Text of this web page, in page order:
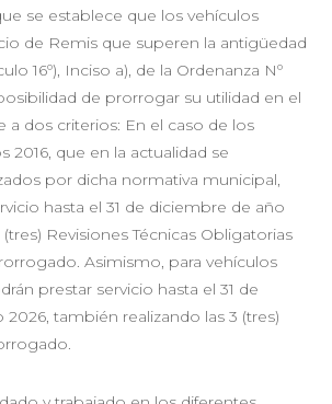
se establece que los vehículos
de Remis que superen la antigüedad
16º), Inciso a), de la Ordenanza Nº
de prorrogar su utilidad en el
a dos criterios: En el caso de los
2016, que en la actualidad se
por dicha normativa municipal,
hasta el 31 de diciembre de año
Revisiones Técnicas Obligatorias
Asimismo, para vehículos
prestar servicio hasta el 31 de
también realizando las 3 (tres)